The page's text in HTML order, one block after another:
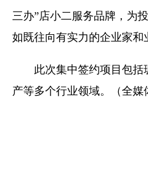
三办”店小二服务品牌，为
如既往向有实力的企业家
此次集中签约项目包括玻
产等多个行业领域。（全媒